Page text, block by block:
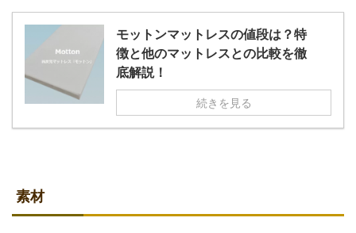
モットンマットレスの値段は？特
徴と他のマットレスとの比較を徹
底解説！
続きを見る
素材